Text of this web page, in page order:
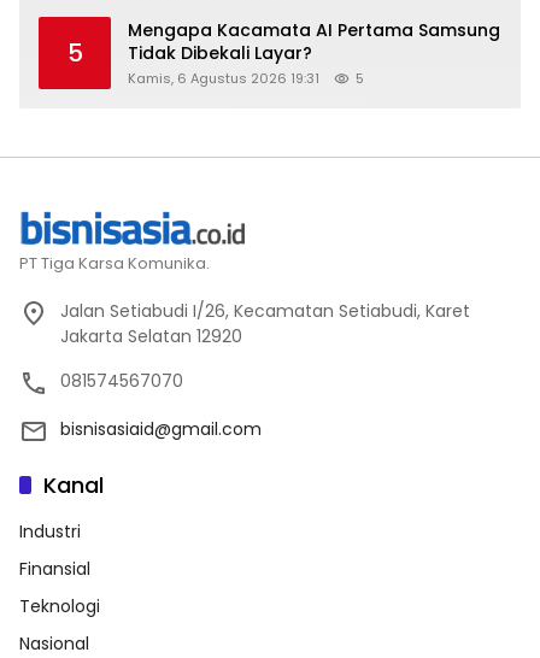
5
Mengapa Kacamata AI Pertama Samsung
Tidak Dibekali Layar?
Kamis, 6 Agustus 2026 19:31 5
PT Tiga Karsa Komunika.
Jalan Setiabudi I/26, Kecamatan Setiabudi, Karet
Jakarta Selatan 12920
081574567070
bisnisasiaid@gmail.com
Kanal
Industri
Finansial
Teknologi
Nasional